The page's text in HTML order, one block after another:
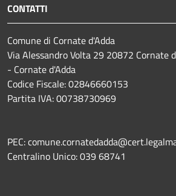
CONTATTI
Comune di Cornate d'Adda
Via Alessandro Volta 29 20872 Cornate
- Cornate d'Adda
Codice Fiscale: 02846660153
Partita IVA: 00738730969
PEC:
Centralino Unico: 039 68741